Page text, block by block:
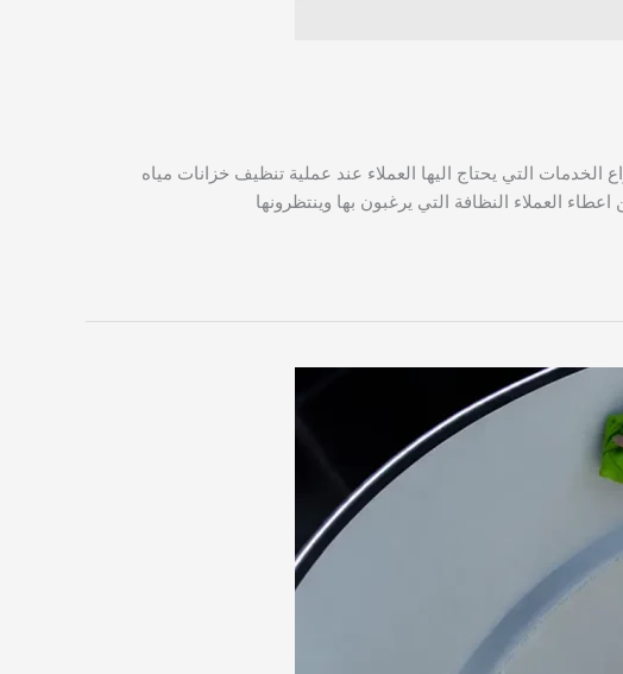
التي يحتاج اليها العملاء عند عملية تنظيف خزانات مياه
العملاء النظافة التي يرغبون بها وينتظرونها